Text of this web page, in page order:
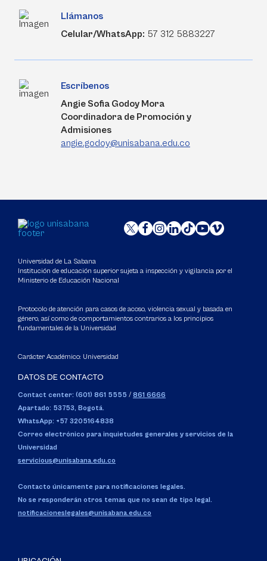
Llámanos
Celular/WhatsApp: 57 312 5883227
Escríbenos
Angie Sofia Godoy Mora
Coordinadora de Promoción y
Admisiones
angie.godoy@unisabana.edu.co
Universidad de La Sabana
Institución de educación superior sujeta a inspección y vigilancia por el
Ministerio de Educación Nacional
Protocolo de atención para casos de acoso, violencia sexual y basada en
género, así como de comportamientos contrarios a los principios
fundamentales de la Universidad
Carácter Académico: Universidad
DATOS DE CONTACTO
Contact center: (601) 861 5555 / 861 6666
Apartado: 53753, Bogotá.
WhatsApp: +57 3205164838
Correo electrónico para inquietudes generales y servicios de la
Universidad
servicious@unisabana.edu.co
Contacto únicamente para notificaciones legales.
No se responderán otros temas que no sean de tipo legal.
notificacioneslegales@unisabana.edu.co